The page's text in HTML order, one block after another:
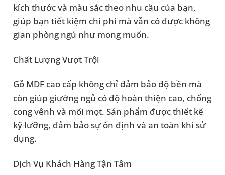
kích thước và màu sắc theo nhu cầu của bạn,
giúp bạn tiết kiệm chi phí mà vẫn có được không
gian phòng ngủ như mong muốn.
Chất Lượng Vượt Trội
Gỗ MDF cao cấp không chỉ đảm bảo độ bền mà
còn giúp giường ngủ có độ hoàn thiện cao, chống
cong vênh và mối mọt. Sản phẩm được thiết kế
kỹ lưỡng, đảm bảo sự ổn định và an toàn khi sử
dụng.
Dịch Vụ Khách Hàng Tận Tâm